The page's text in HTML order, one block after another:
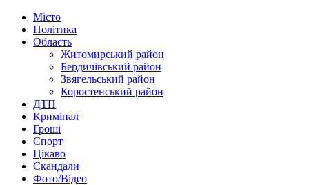
Місто
Політика
Область
Житомирський район
Бердичівський район
Звягельський район
Коростенський район
ДТП
Кримінал
Гроші
Спорт
Цікаво
Скандали
Фото/Відео